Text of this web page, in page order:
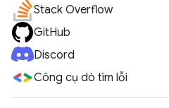
Stack Overflow
GitHub
Discord
Công cụ dò tìm lỗi